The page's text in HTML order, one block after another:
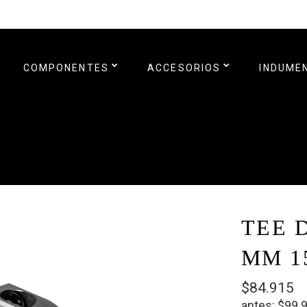
COMPONENTES ACCESORIOS
TEE
MM
$84.915